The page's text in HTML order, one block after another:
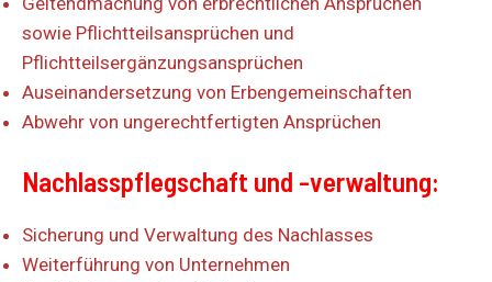
sowie Pflichtteilsansprüchen und
Pflichtteilsergänzungsansprüchen
Auseinandersetzung von Erbengemeinschaften
Abwehr von ungerechtfertigten Ansprüchen
Nachlasspflegschaft und -verwaltung:
Sicherung und Verwaltung des Nachlasses
Weiterführung von Unternehmen